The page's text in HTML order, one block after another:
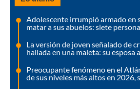
Adolescente irrumpió armado en
matar a sus abuelos: siete
La versión de joven señalado de
hallada en una maleta: su esposa
Preocupante fenómeno en el
de sus niveles más altos en 2026,